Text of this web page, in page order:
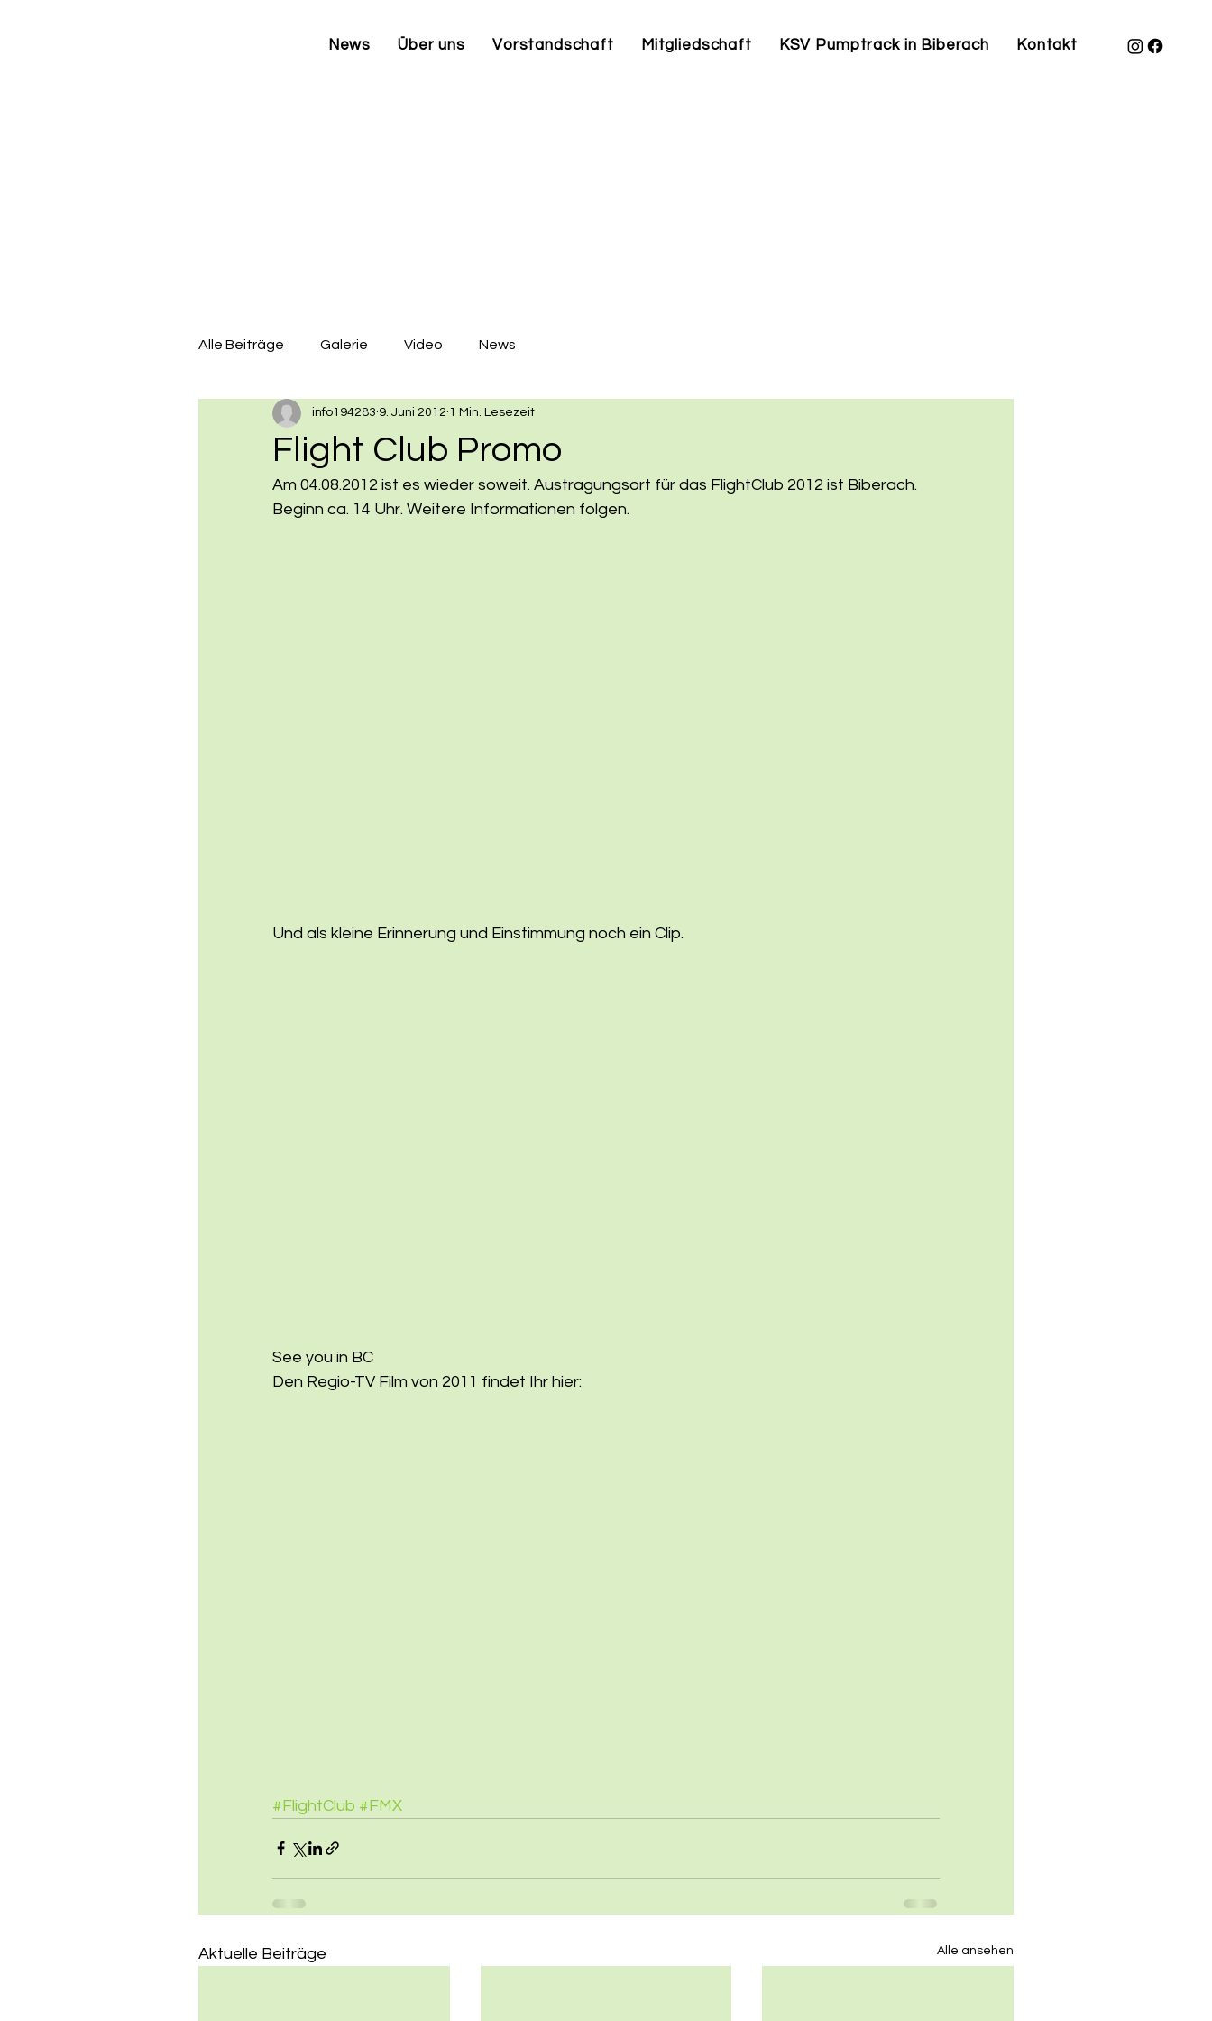
News Über uns Vorstandschaft Mitgliedschaft KSV Pumptrack in Biberach Kontakt
Alle Beiträge Galerie Video News
Flight Club Promo
info194283 9. Juni 2012 1 Min. Lesezeit
Am 04.08.2012 ist es wieder soweit. Austragungsort für das FlightClub 2012 ist Biberach.
Beginn ca. 14 Uhr. Weitere Informationen folgen.
Und als kleine Erinnerung und Einstimmung noch ein Clip.
See you in BC
Den Regio-TV Film von 2011 findet Ihr hier:
#FlightClub #FMX
Aktuelle Beiträge Alle ansehen